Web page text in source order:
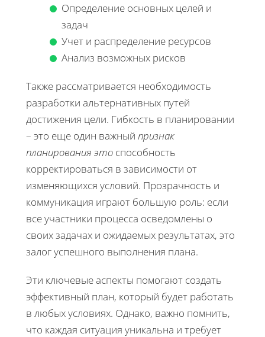
Определение основных целей и
задач
Учет и распределение ресурсов
Анализ возможных рисков
Также рассматривается необходимость
разработки альтернативных путей
достижения цели. Гибкость в планировании
– это еще один важный признак
планирования это способность
корректироваться в зависимости от
изменяющихся условий. Прозрачность и
коммуникация играют большую роль: если
все участники процесса осведомлены о
своих задачах и ожидаемых результатах, это
залог успешного выполнения плана.
Эти ключевые аспекты помогают создать
эффективный план, который будет работать
в любых условиях. Однако, важно помнить,
что каждая ситуация уникальна и требует